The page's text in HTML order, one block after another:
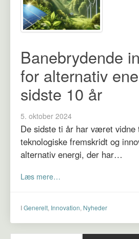
Banebrydende
for alternativ
sidste 10 år
5. oktober 2024
De sidste ti år har været
teknologiske fremskridt og
alternativ energi, der har…
Læs mere…
IGenerelt, Innovation, Nyheder